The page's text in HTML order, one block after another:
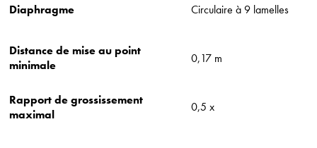
Diaphragme Circulaire à 9 lamelles
Distance de mise au point
minimale
0,17 m
Rapport de grossissement
maximal
0,5 x